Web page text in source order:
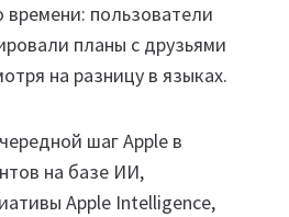
времени: пользователи
планы с друзьями
на разницу в языках.
шаг Apple в
на базе ИИ,
Apple Intelligence,